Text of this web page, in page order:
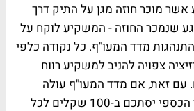
מוכר חוזה מגן על התיק דרך
שנמכר החוזה - המשקיע לוקח על
מדד המעו"ף. כל נקודה כלפי
צפויה להניב למשקיע רווח
שקלים. עם זאת, אם מדד המעו"ף עולה
בנקודה אחת - ההפסד הכספי יסתכם ב-100 שקלים לכל